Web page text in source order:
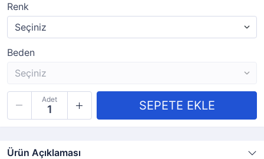
Renk
Beden
Adet
Ürün Açıklaması